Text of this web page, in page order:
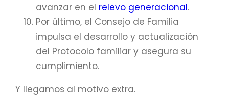
avanzar en el relevo generacional.
Por último, el Consejo de Familia
impulsa el desarrollo y actualización
del Protocolo familiar y asegura su
cumplimiento.
Y llegamos al motivo extra.